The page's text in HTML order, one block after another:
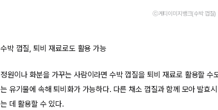
ⓒ게티이미지뱅크(수박 껍질)
수박 껍질, 퇴비 재료로도 활용 가능
정원이나 화분을 가꾸는 사람이라면 수박 껍질을 퇴비 재료로 활용할 수
는 유기물에 속해 퇴비화가 가능하다. 다른 채소 껍질과 함께 모아 발효
는 데 활용할 수 있다.